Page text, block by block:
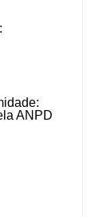
ANPD